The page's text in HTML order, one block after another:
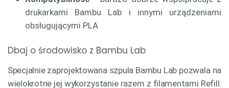
drukarkami Bambu Lab i innymi urządzeniami
obsługującymi PLA
Dbaj o środowisko z Bambu Lab
Specjalnie zaprojektowana szpula Bambu Lab pozwala na
wielokrotne jej wykorzystanie razem z filamentami Refill.